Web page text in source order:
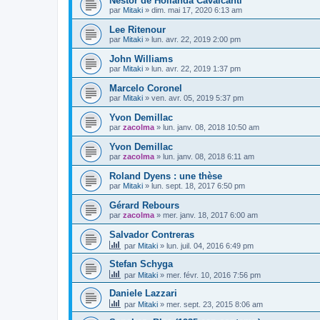
par Mitaki » dim. mai 17, 2020 6:13 am
Lee Ritenour
par Mitaki » lun. avr. 22, 2019 2:00 pm
John Williams
par Mitaki » lun. avr. 22, 2019 1:37 pm
Marcelo Coronel
par Mitaki » ven. avr. 05, 2019 5:37 pm
Yvon Demillac
par zacolma » lun. janv. 08, 2018 10:50 am
Yvon Demillac
par zacolma » lun. janv. 08, 2018 6:11 am
Roland Dyens : une thèse
par Mitaki » lun. sept. 18, 2017 6:50 pm
Gérard Rebours
par zacolma » mer. janv. 18, 2017 6:00 am
Salvador Contreras
par Mitaki » lun. juil. 04, 2016 6:49 pm
Stefan Schyga
par Mitaki » mer. févr. 10, 2016 7:56 pm
Daniele Lazzari
par Mitaki » mer. sept. 23, 2015 8:06 am